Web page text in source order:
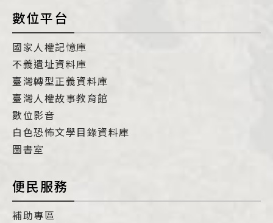
數位平台
國家人權記憶庫
不義遺址資料庫
臺灣轉型正義資料庫
臺灣人權故事教育館
數位影音
白色恐怖文學目錄資料庫
圖書室
便民服務
補助專區